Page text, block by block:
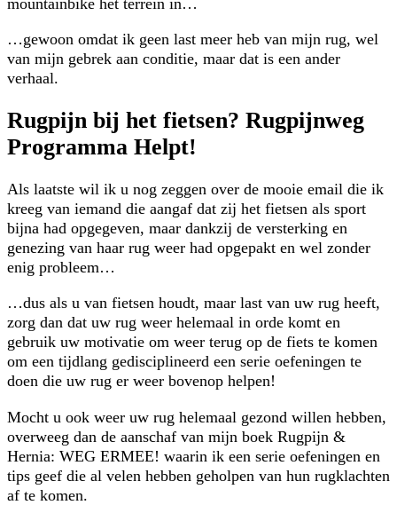
…gewoon omdat ik geen last meer heb van mijn rug, wel
van mijn gebrek aan conditie, maar dat is een ander
verhaal.
Rugpijn bij het fietsen? Rugpijnweg
Programma Helpt!
Als laatste wil ik u nog zeggen over de mooie email die ik
kreeg van iemand die aangaf dat zij het fietsen als sport
bijna had opgegeven, maar dankzij de versterking en
genezing van haar rug weer had opgepakt en wel zonder
enig probleem…
…dus als u van fietsen houdt, maar last van uw rug heeft,
zorg dan dat uw rug weer helemaal in orde komt en
gebruik uw motivatie om weer terug op de fiets te komen
om een tijdlang gedisciplineerd een serie oefeningen te
doen die uw rug er weer bovenop helpen!
Mocht u ook weer uw rug helemaal gezond willen hebben,
overweeg dan de aanschaf van mijn boek Rugpijn &
Hernia: WEG ERMEE! waarin ik een serie oefeningen en
tips geef die al velen hebben geholpen van hun rugklachten
af te komen.